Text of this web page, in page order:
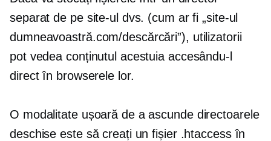
separat de pe site-ul dvs. (cum ar fi „site-ul
dumneavoastră.com/descărcări”), utilizatorii
pot vedea conținutul acestuia accesându-l
direct în browserele lor.
O modalitate ușoară de a ascunde directoarele
deschise este să creați un fișier .htaccess în